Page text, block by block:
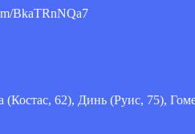
BkaTRnNQa7
62), Динь (Руис, 75),